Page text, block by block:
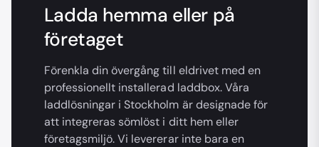
Ladda hemma eller på
företaget
Förenkla din övergång till eldrivet med en
professionellt installerad laddbox. Våra
laddlösningar i Stockholm är designade för
att integreras sömlöst i ditt hem eller
företagsmiljö. Vi levererar inte bara en